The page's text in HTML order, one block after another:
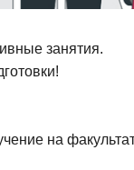
занятия.
на